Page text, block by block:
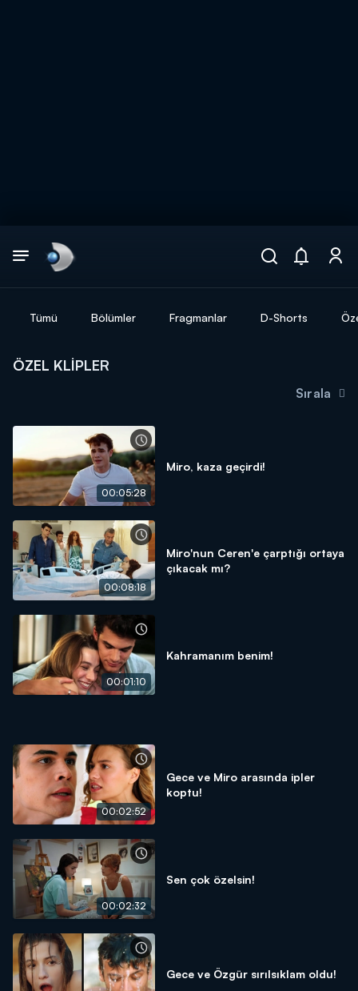
DİĞER SONUÇLAR
Tümü Bölümler Fragmanlar D-Shorts
ÖZEL KLIPLER
Sırala
00:05:28
Miro, kaza geçirdi!
00:08:18
Miro'nun Ceren'e çarptığı ortaya
çıkacak mı?
00:01:10
Kahramanım benim!
00:02:52
Gece ve Miro arasında ipler
koptu!
00:02:32
Sen çok özelsin!
Gece ve Özgür sırılsıklam oldu!